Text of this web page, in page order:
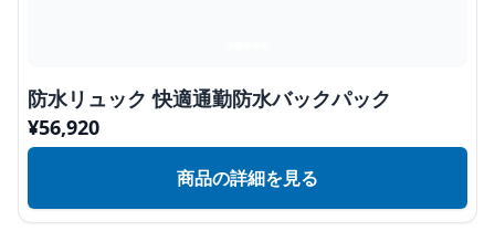
防水リュック 快適通勤防水バックパック
¥56,920
商品の詳細を見る